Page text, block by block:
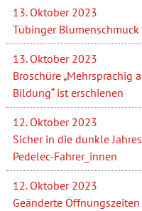
13. Oktober 2023
Tübinger
13. Oktober 2023
Broschüre „Mehrsprachig
Bildung“ ist erschienen
12. Oktober 2023
Sicher in die dunkle
Pedelec-Fahrer_innen
12. Oktober 2023
Geänderte